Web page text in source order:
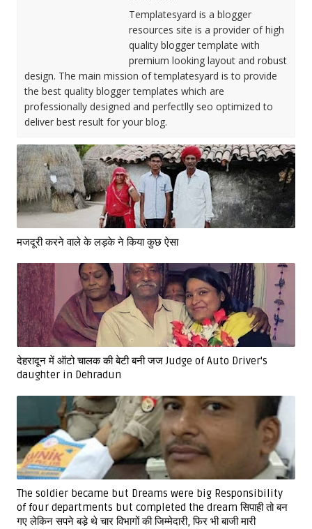
Templatesyard is a blogger
resources site is a provider of high
quality blogger template with
premium looking layout and robust
design. The main mission of templatesyard is to provide
the best quality blogger templates which are
professionally designed and perfectlly seo optimized to
deliver best result for your blog.
मजदूरी करने वाले के लड़के ने किया कुछ ऐसा
देहरादून में ऑटो चालक की बेटी बनी जज Judge of Auto Driver's
daughter in Dehradun
The soldier became but Dreams were big Responsibility
of four departments but completed the dream सिपाही तो बन
गए लेकिन सपने बडे़ थे चार विभागों की जिम्मेदारी, फिर भी बाजी मारी